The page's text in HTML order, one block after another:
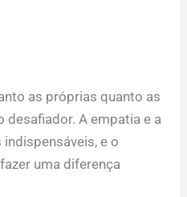
as próprias quanto as
A empatia e a
e o
uma diferença